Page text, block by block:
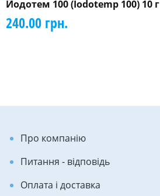
Йодотем 100 (Iodotemp 100) 10 г
240.00 грн.
Про компанію
Питання - відповідь
Оплата і доставка